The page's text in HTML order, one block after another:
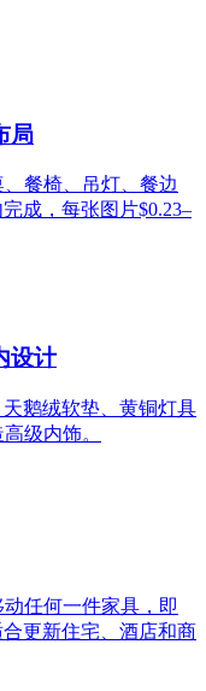
局
餐椅、吊灯、餐边
成，每张图片$0.23–
设计
鹅绒软垫、黄铜灯具
级内饰。
任何一件家具，即
更新住宅、酒店和商